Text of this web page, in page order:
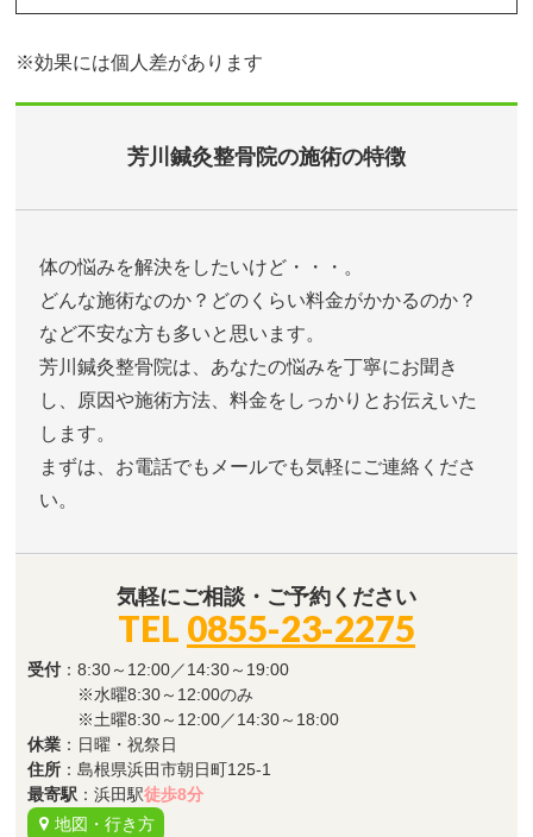
※効果には個人差があります
芳川鍼灸整骨院の施術の特徴
体の悩みを解決をしたいけど・・・。
どんな施術なのか？どのくらい料金がかかるのか？
など不安な方も多いと思います。
芳川鍼灸整骨院は、あなたの悩みを丁寧にお聞き
し、原因や施術方法、料金をしっかりとお伝えいた
します。
まずは、お電話でもメールでも気軽にご連絡くださ
い。
気軽にご相談・ご予約ください
TEL 0855-23-2275
受付 ：8:30～12:00／14:30～19:00
※水曜8:30～12:00のみ
※土曜8:30～12:00／14:30～18:00
休業 ：日曜・祝祭日
住所 ：島根県浜田市朝日町125-1
最寄駅 ：浜田駅徒歩8分
地図・行き方